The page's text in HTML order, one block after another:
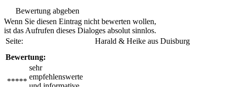
Bewertung abgeben
Wenn Sie diesen Eintrag nicht bewerten wollen,
ist das Aufrufen dieses Dialoges absolut sinnlos.
Seite:
Harald & Heike aus Duisburg
Bewertung:
*****
sehr
empfehlenswerte